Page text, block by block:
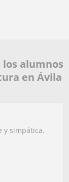
los alumnos
en Ávila
y simpática.